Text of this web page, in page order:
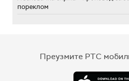
пореклом
Преузмите РТС